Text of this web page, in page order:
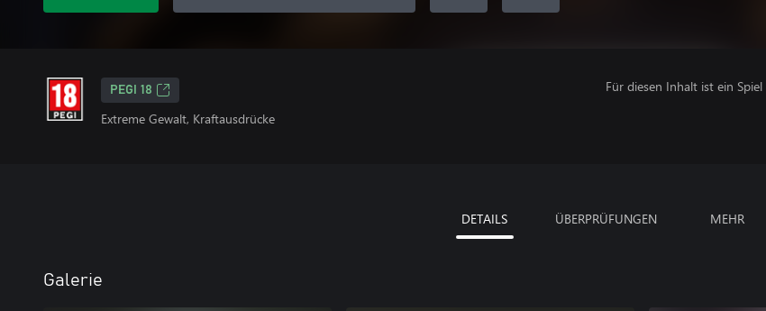
PEGI 18
Extreme Gewalt, Kraftausdrücke
Für diesen Inhalt ist ein
DETAILS ÜBERPRÜFUNGEN MEHR
Galerie